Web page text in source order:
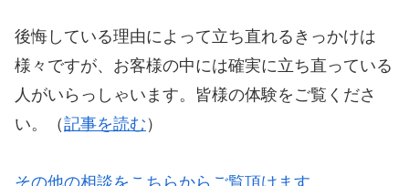
後悔している理由によって立ち直れるきっかけは
様々ですが、お客様の中には確実に立ち直っている
人がいらっしゃいます。皆様の体験をご覧くださ
い。（記事を読む ）